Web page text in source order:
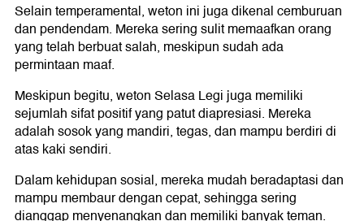
Selain temperamental, weton ini juga dikenal cemburuan
dan pendendam. Mereka sering sulit memaafkan orang
yang telah berbuat salah, meskipun sudah ada
permintaan maaf.
Meskipun begitu, weton Selasa Legi juga memiliki
sejumlah sifat positif yang patut diapresiasi. Mereka
adalah sosok yang mandiri, tegas, dan mampu berdiri di
atas kaki sendiri.
Dalam kehidupan sosial, mereka mudah beradaptasi dan
mampu membaur dengan cepat, sehingga sering
dianggap menyenangkan dan memiliki banyak teman.